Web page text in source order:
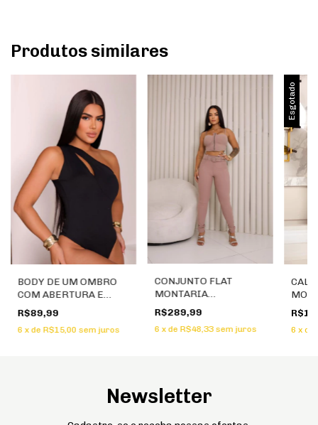
Produtos similares
BODY DE UM OMBRO
COM ABERTURA E
METAL
R$89,99
6 x de R$15,00 sem juros
CONJUNTO FLAT
MONTARIA
ESTRUTURADO COM
TOP E CALÇA E CINTO
FORRADO
R$289,99
6 x de R$48,33 sem juros
Esgotado
6 x de
Newsletter